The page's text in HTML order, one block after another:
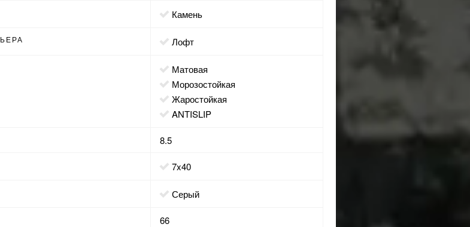
камень
лофт
матовая
морозостойкая
жаростойкая
ANTISLIP
8.5
7x40
серый
66